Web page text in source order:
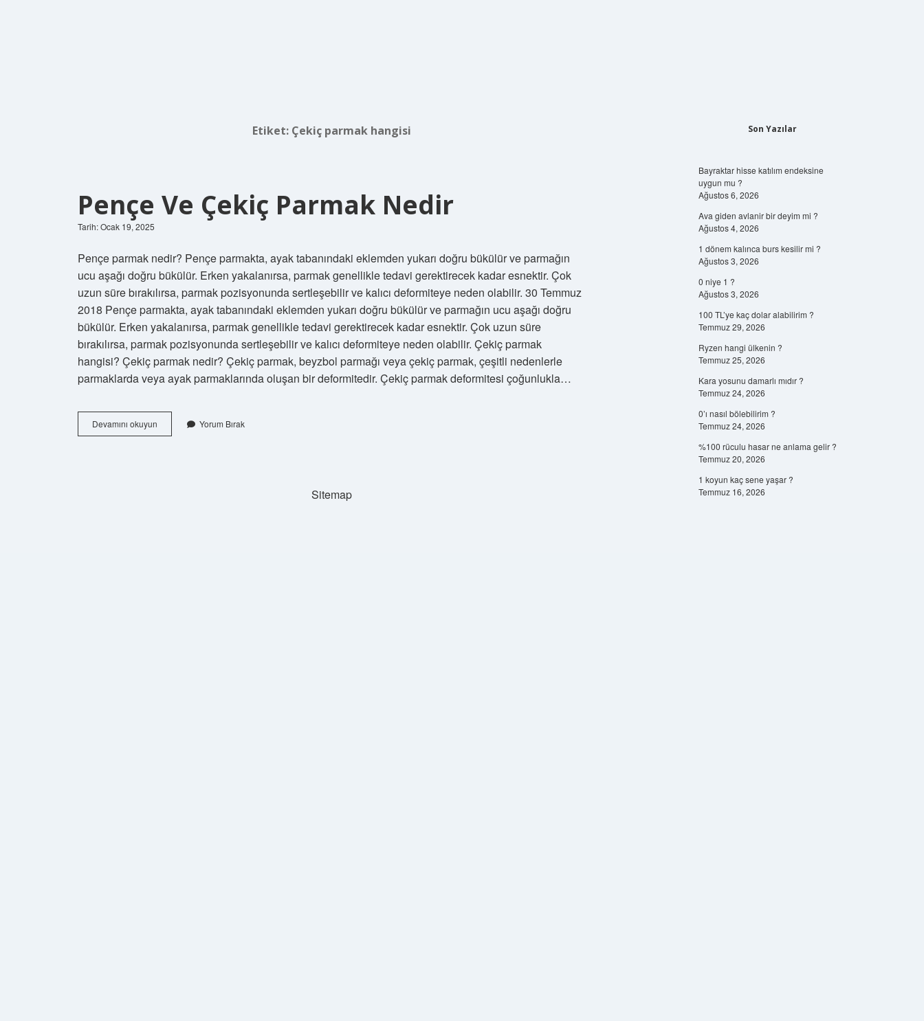
Etiket: Çekiç parmak hangisi
Pençe Ve Çekiç Parmak Nedir
Tarih: Ocak 19, 2025
Pençe parmak nedir? Pençe parmakta, ayak tabanındaki eklemden yukarı doğru bükülür ve parmağın
ucu aşağı doğru bükülür. Erken yakalanırsa, parmak genellikle tedavi gerektirecek kadar esnektir. Çok
uzun süre bırakılırsa, parmak pozisyonunda sertleşebilir ve kalıcı deformiteye neden olabilir. 30 Temmuz
2018 Pençe parmakta, ayak tabanındaki eklemden yukarı doğru bükülür ve parmağın ucu aşağı doğru
bükülür. Erken yakalanırsa, parmak genellikle tedavi gerektirecek kadar esnektir. Çok uzun süre
bırakılırsa, parmak pozisyonunda sertleşebilir ve kalıcı deformiteye neden olabilir. Çekiç parmak
hangisi? Çekiç parmak nedir? Çekiç parmak, beyzbol parmağı veya çekiç parmak, çeşitli nedenlerle
parmaklarda veya ayak parmaklarında oluşan bir deformitedir. Çekiç parmak deformitesi çoğunlukla…
Devamını okuyun
Ve
Yorum Bırak
Sitemap
Son Yazılar
Bayraktar hisse katılım endeksine
uygun mu ?
Ağustos 6, 2026
Ava giden avlanir bir deyim mi ?
Ağustos 4, 2026
1 dönem kalınca burs kesilir mi ?
Ağustos 3, 2026
0 niye 1 ?
Ağustos 3, 2026
100 TL’ye kaç dolar alabilirim ?
Temmuz 29, 2026
Ryzen hangi ülkenin ?
Temmuz 25, 2026
Kara yosunu damarlı mıdır ?
Temmuz 24, 2026
0’ı nasıl bölebilirim ?
Temmuz 24, 2026
%100 rüculu hasar ne anlama gelir ?
Temmuz 20, 2026
1 koyun kaç sene yaşar ?
Temmuz 16, 2026